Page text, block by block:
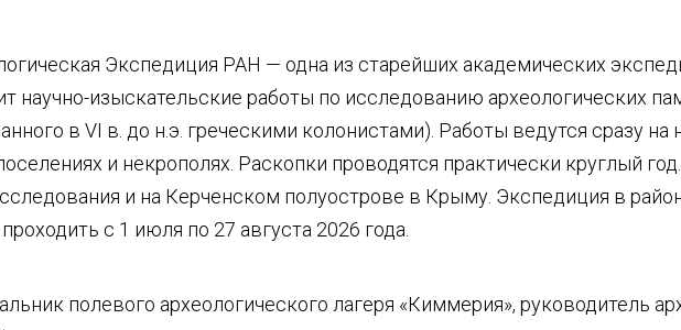
Экспедиция РАН — одна из старейших академических
научно-изыскательские работы по исследованию археологических
в VI в. до н.э. греческими колонистами). Работы ведутся сразу на
и некрополях. Раскопки проводятся практически круглый
и на Керченском полуострове в Крыму. Экспедиция в
с 1 июля по 27 августа 2026 года.